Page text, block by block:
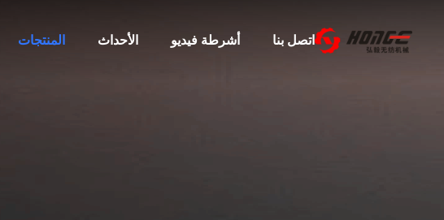
المنتجات الأحداث أشرطة فيديو اتصل بنا